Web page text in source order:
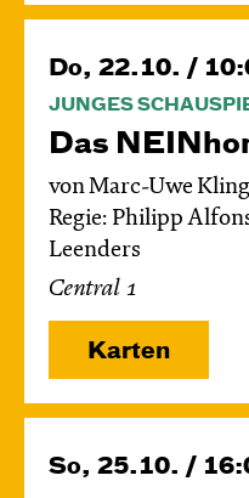
Do, 22.10. /
JUNGES
Das
von Marc-Uwe
Regie: Philipp
Leenders
Central 1
Karten
So, 25.10. /